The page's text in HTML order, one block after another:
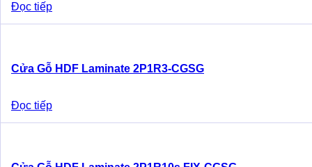
Đọc tiếp
Cửa Gỗ HDF Laminate 2P1R3-CGSG
Đọc tiếp